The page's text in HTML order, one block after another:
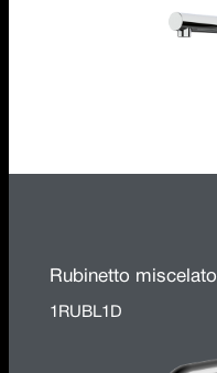
Rubinetto
1RUBL1D